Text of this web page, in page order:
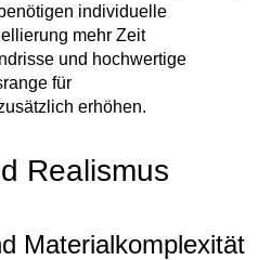
individuelle
mehr Zeit
und hochwertige
für
erhöhen.
Realismus
Materialkomplexität